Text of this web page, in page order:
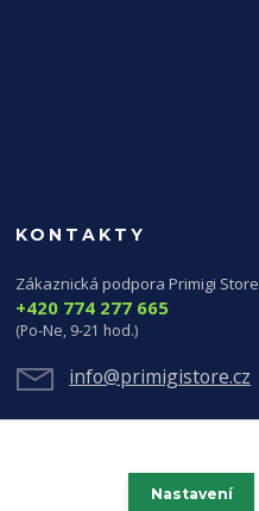
KONTAKTY
Zákaznická podpora Primigi Store
+420 774 277 665
(Po-Ne, 9-21 hod.)
info@primigistore.cz
Nastavení